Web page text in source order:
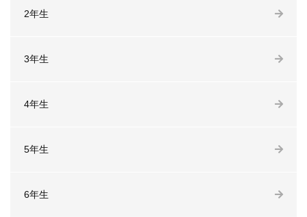
2年生
3年生
4年生
5年生
6年生